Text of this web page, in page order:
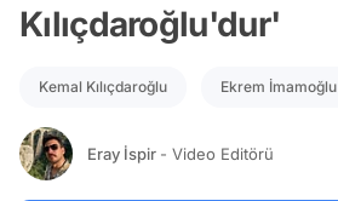
Kılıçdaroğlu'dur'
Kemal Kılıçdaroğlu Ekrem İmamoğlu
Eray İspir - Video Editörü